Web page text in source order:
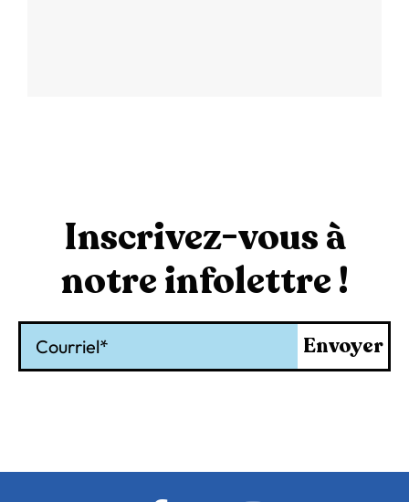
Inscrivez-vous à
notre infolettre !
Envoyer